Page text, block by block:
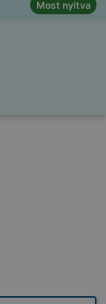
Most nyitva